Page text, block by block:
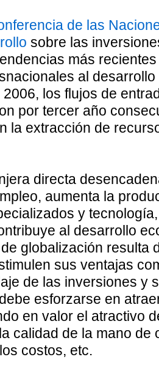
de las
sobre las
más
al
los flujos de
por tercer año
la extracción de
directa
aumenta la
y
al desarrollo
globalización resulta
sus ventajas
de las inversiones y
esforzarse en
en valor el atractivo
calidad de la mano de
costos, etc.